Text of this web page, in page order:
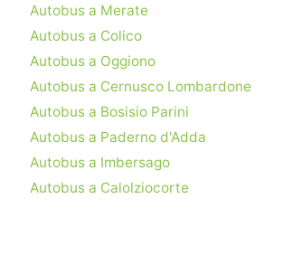
Autobus a Merate
Autobus a Colico
Autobus a Oggiono
Autobus a Cernusco Lombardone
Autobus a Bosisio Parini
Autobus a Paderno d'Adda
Autobus a Imbersago
Autobus a Calolziocorte